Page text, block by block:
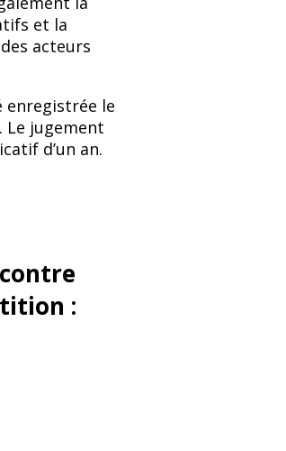
et la
acteurs
enregistrée le
Le jugement
d’un an.
: